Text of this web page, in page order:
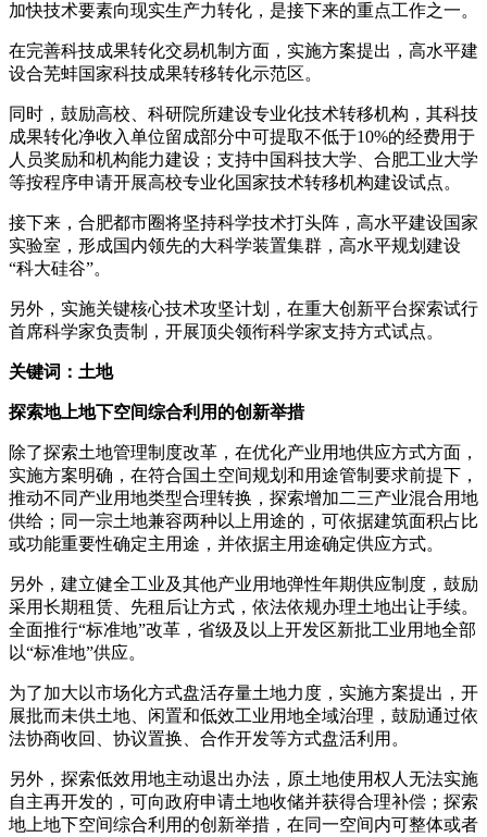
加快技术要素向现实生产力转化，是接下来的重点工作之一。
在完善科技成果转化交易机制方面，实施方案提出，高水平建
设合芜蚌国家科技成果转移转化示范区。
同时，鼓励高校、科研院所建设专业化技术转移机构，其科技
成果转化净收入单位留成部分中可提取不低于10%的经费用于
人员奖励和机构能力建设；支持中国科技大学、合肥工业大学
等按程序申请开展高校专业化国家技术转移机构建设试点。
接下来，合肥都市圈将坚持科学技术打头阵，高水平建设国家
实验室，形成国内领先的大科学装置集群，高水平规划建设
“科大硅谷”。
另外，实施关键核心技术攻坚计划，在重大创新平台探索试行
首席科学家负责制，开展顶尖领衔科学家支持方式试点。
关键词：土地
探索地上地下空间综合利用的创新举措
除了探索土地管理制度改革，在优化产业用地供应方式方面，
实施方案明确，在符合国土空间规划和用途管制要求前提下，
推动不同产业用地类型合理转换，探索增加二三产业混合用地
供给；同一宗土地兼容两种以上用途的，可依据建筑面积占比
或功能重要性确定主用途，并依据主用途确定供应方式。
另外，建立健全工业及其他产业用地弹性年期供应制度，鼓励
采用长期租赁、先租后让方式，依法依规办理土地出让手续。
全面推行“标准地”改革，省级及以上开发区新批工业用地全部
以“标准地”供应。
为了加大以市场化方式盘活存量土地力度，实施方案提出，开
展批而未供土地、闲置和低效工业用地全域治理，鼓励通过依
法协商收回、协议置换、合作开发等方式盘活利用。
另外，探索低效用地主动退出办法，原土地使用权人无法实施
自主再开发的，可向政府申请土地收储并获得合理补偿；探索
地上地下空间综合利用的创新举措，在同一空间内可整体或者